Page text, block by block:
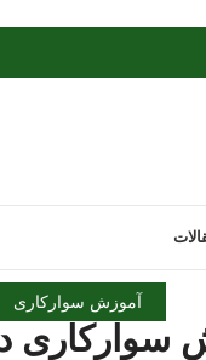
آموزش سوارکاری
سوارکاری